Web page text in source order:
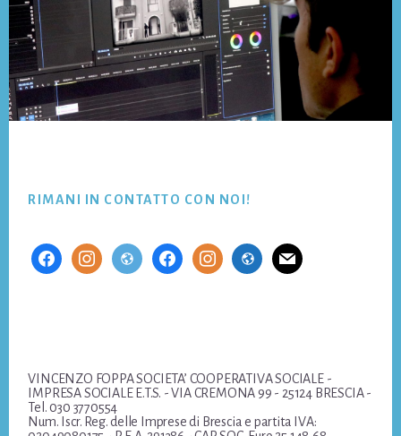
RIMANI IN CONTATTO CON NOI!
facebookinstagramwebsitefacebookinstagramwebsitemail
VINCENZO FOPPA SOCIETA’ COOPERATIVA SOCIALE -
IMPRESA SOCIALE E.T.S. - VIA CREMONA 99 - 25124 BRESCIA -
Tel. 030 3770554
Num. Iscr. Reg. delle Imprese di Brescia e partita IVA: